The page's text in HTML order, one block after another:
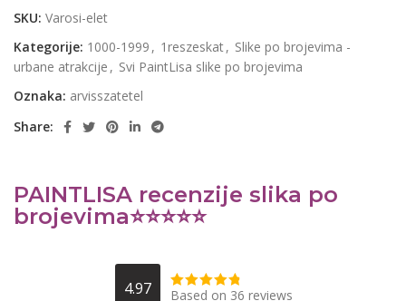
SKU: Varosi-elet
Kategorije: 1000-1999 , 1reszeskat, Slike po brojevima -
urbane atrakcije , Svi PaintLisa slike po brojevima
Oznaka: arvisszatetel
Share:
PAINTLISA recenzije slika po
brojevima⭐️⭐️⭐️⭐️⭐️
4.97 Based on 36 reviews